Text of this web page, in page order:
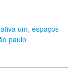
um, espaços
paulo